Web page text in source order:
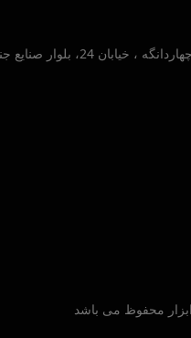
صنایع جنوبی ، پلاک 30
محفوظ می باشد